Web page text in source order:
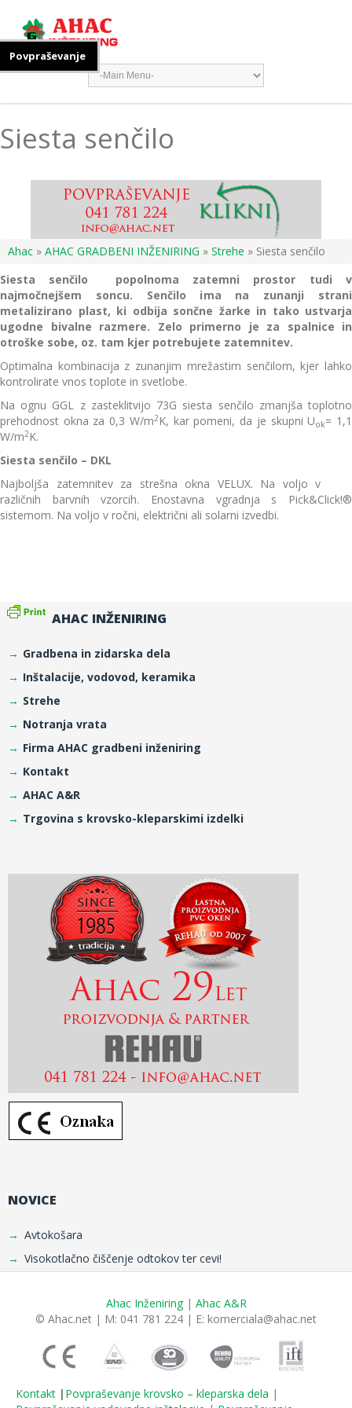
Siesta senčilo
Ahac » AHAC GRADBENI INŽENIRING » Strehe » Siesta senčilo
Siesta senčilo popolnoma zatemni prostor tudi v
najmočnejšem soncu. Senčilo ima na zunanji strani
metalizirano plast, ki odbija sončne žarke in tako ustvarja
ugodne bivalne razmere. Zelo primerno je za spalnice in
otroške sobe, oz. tam kjer potrebujete zatemnitev.
Optimalna kombinacija z zunanjim mrežastim senčilom, kjer lahko
kontrolirate vnos toplote in svetlobe.
Na ognu GGL z zasteklitvijo 73G siesta senčilo zmanjša toplotno
prehodnost okna za 0,3 W/m2K, kar pomeni, da je skupni Uok= 1,1
W/m2 K.
Siesta senčilo – DKL
Najboljša zatemnitev za strešna okna VELUX. Na voljo v
različnih barvnih vzorcih. Enostavna vgradnja s Pick&Click!®
sistemom. Na voljo v ročni, električni ali solarni izvedbi.
AHAC INŽENIRING
Gradbena in zidarska dela
Inštalacije, vodovod, keramika
Strehe
Notranja vrata
Firma AHAC gradbeni inženiring
Kontakt
AHAC A&R
Trgovina s krovsko-kleparskimi izdelki
NOVICE
Avtokošara
Visokotlačno čiščenje odtokov ter cevi!
Ahac Inženiring | Ahac A&R
© Ahac.net | M: 041 781 224 | E: komerciala@ahac.net
Kontakt | Povpraševanje krovsko – kleparska dela |
Povpraševanje